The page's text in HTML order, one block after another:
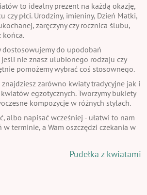
to idealny prezent na każdą okazję,
czy płci. Urodziny, imieniny, Dzień Matki,
zaręczyny czy rocznica ślubu,
końca.
do upodobań
nie znasz ulubionego rodzaju czy
pomożemy wybrać coś stosownego.
zarówno kwiaty tradycyjne jak i
egzotycznych. Tworzymy bukiety
kompozycje w różnych stylach.
albo napisać wcześniej - ułatwi to nam
terminie, a Wam oszczędzi czekania w
Pudełka z kwiatami